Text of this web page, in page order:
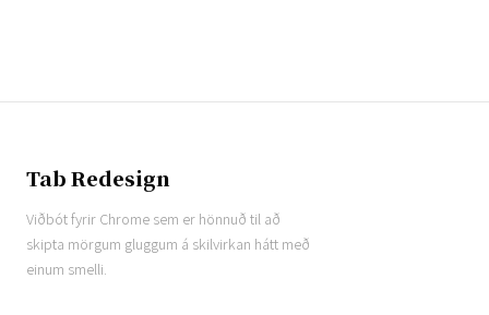
Tab Redesign
Viðbót fyrir Chrome sem er hönnuð til að
skipta mörgum gluggum á skilvirkan hátt með
einum smelli.